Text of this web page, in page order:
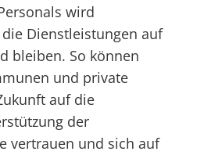
wird
Dienstleistungen auf
bleiben. So können
und private
auf die
der
vertrauen und sich auf